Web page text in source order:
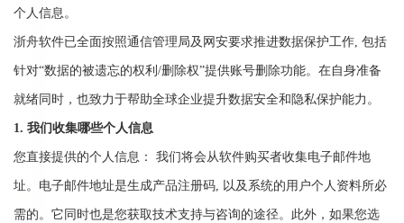
个人信息。
浙舟软件已全面按照通信管理局及网安要求推进数据保护工作, 包括
针对“数据的被遗忘的权利/删除权”提供账号删除功能。在自身准备
就绪同时，也致力于帮助全球企业提升数据安全和隐私保护能力。
1. 我们收集哪些个人信息
您直接提供的个人信息： 我们将会从软件购买者收集电子邮件地
址。电子邮件地址是生成产品注册码, 以及系统的用户个人资料所必
需的。它同时也是您获取技术支持与咨询的途径。此外，如果您选